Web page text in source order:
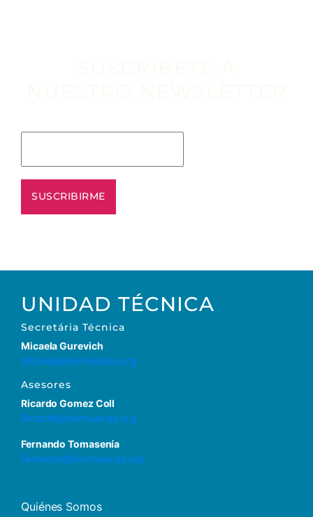
UNIDAD TÉCNICA
Secretária Técnica
Micaela Gurevich
Micaela@ibermusicas.org
Asesores
Ricardo Gomez Coll
Ricardo@ibermusicas.org
Fernando Tomasenía
Fernando@ibermusicas.org
Quiénes Somos